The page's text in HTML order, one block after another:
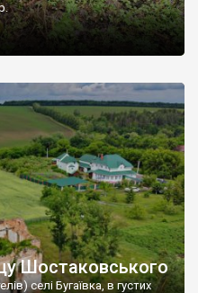
Шостаковського
селі Бугаївка, в густих